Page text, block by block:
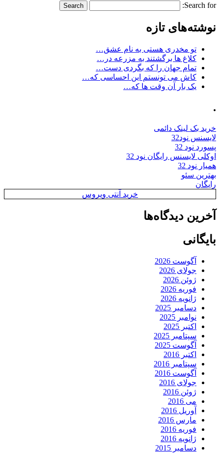
Search for:
نوشته‌های تازه
تو مخدری هستی به نام عشق…
کلاغ ها برگشتند به مزرعه در…
تمام جهان را که بگردی دست…
کاش می تونستم این احساسی که…
یک بار آن وقت ها که…
.
خرید بک لینک دائمی
لایسنس نود32
پسورد نود 32
اوکلی لایسنس رایگان نود 32
همیار نود 32
بهترین سئو
رایگان
خرید آنتی ویروس
آخرین دیدگاه‌ها
بایگانی
آگوست 2026
جولای 2026
ژوئن 2026
فوریه 2026
ژانویه 2026
دسامبر 2025
نوامبر 2025
اکتبر 2025
سپتامبر 2025
آگوست 2025
اکتبر 2016
سپتامبر 2016
آگوست 2016
جولای 2016
ژوئن 2016
می 2016
آوریل 2016
مارس 2016
فوریه 2016
ژانویه 2016
دسامبر 2015